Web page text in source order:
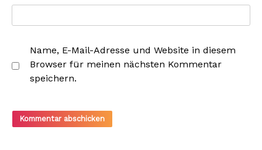
Name, E-Mail-Adresse und Website in diesem
Browser für meinen nächsten Kommentar
speichern.